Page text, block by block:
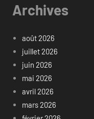
Archives
août 2026
juillet 2026
juin 2026
mai 2026
avril 2026
mars 2026